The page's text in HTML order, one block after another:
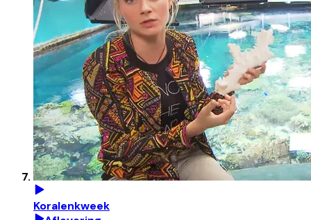
Koralenkweek